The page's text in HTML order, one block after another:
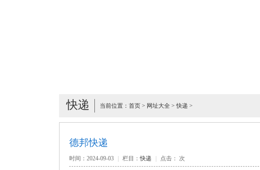
快递 当前位置： 首页 > 网址大全 >快递 >
德邦快递
时间：2024-09-03 栏目：快递 点击： 次